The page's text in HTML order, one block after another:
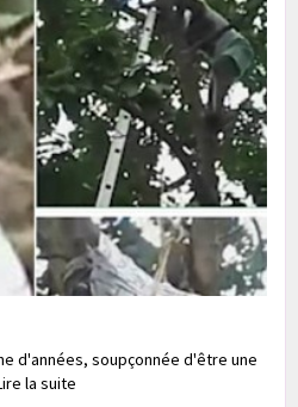
d'années, soupçonnée d'être une
la suite